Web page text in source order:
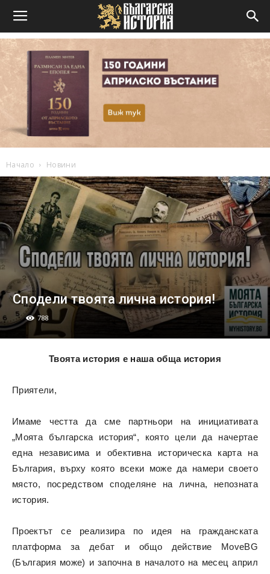
Начало Новини
Сподели твоята лична история!
788
Твоята история е наша обща история
Приятели,
Имаме честта да сме партньори на инициативата
„Моята българска история“, която цели да начертае
една независима и обективна историческа карта на
България, върху която всеки може да намери своето
място, посредством споделяне на лична, непозната
история.
Проектът се реализира по идея на гражданската
платформа за дебат и общо действие MoveBG
(България може) и започна в началото на месец април